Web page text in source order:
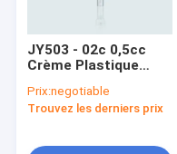
JY503 - 02c 0,5cc
Crème Plastique
traitement
cosmétique 24/410
Prix:negotiable
Trouvez les derniers prix